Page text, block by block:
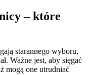
– które
starannego wyboru,
Ważne jest, aby sięgać
mogą one utrudniać